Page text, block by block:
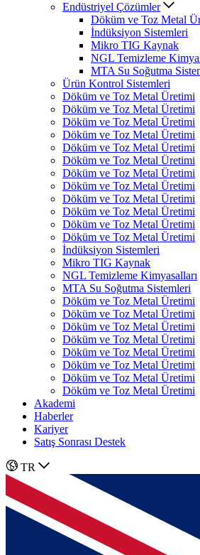
Endüstriyel Çözümler
Döküm ve Toz Metal
İndüksiyon Sistemleri
Mikro TIG Kaynak
NGL Temizleme
MTA Su Soğutma
Ürün Kontrol Sistemleri
Döküm ve Toz Metal Üretimi
Döküm ve Toz Metal Üretimi
Döküm ve Toz Metal Üretimi
Döküm ve Toz Metal Üretimi
Döküm ve Toz Metal Üretimi
Döküm ve Toz Metal Üretimi
Döküm ve Toz Metal Üretimi
Döküm ve Toz Metal Üretimi
Döküm ve Toz Metal Üretimi
Döküm ve Toz Metal Üretimi
Döküm ve Toz Metal Üretimi
Döküm ve Toz Metal Üretimi
İndüksiyon Sistemleri
Mikro TIG Kaynak
NGL Temizleme Kimyasalları
MTA Su Soğutma Sistemleri
Döküm ve Toz Metal Üretimi
Döküm ve Toz Metal Üretimi
Döküm ve Toz Metal Üretimi
Döküm ve Toz Metal Üretimi
Döküm ve Toz Metal Üretimi
Döküm ve Toz Metal Üretimi
Döküm ve Toz Metal Üretimi
Döküm ve Toz Metal Üretimi
Akademi
Haberler
Kariyer
Satış Sonrası Destek
TR